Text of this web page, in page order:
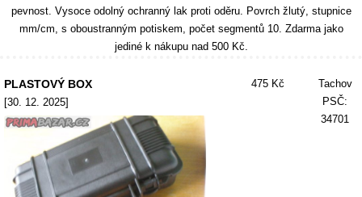
pevnost. Vysoce odolný ochranný lak proti oděru. Povrch žlutý, stupnice
mm/cm, s oboustranným potiskem, počet segmentů 10. Zdarma jako
jediné k nákupu nad 500 Kč.
PLASTOVÝ BOX
[30. 12. 2025]
475 Kč
Tachov
PSČ:
34701